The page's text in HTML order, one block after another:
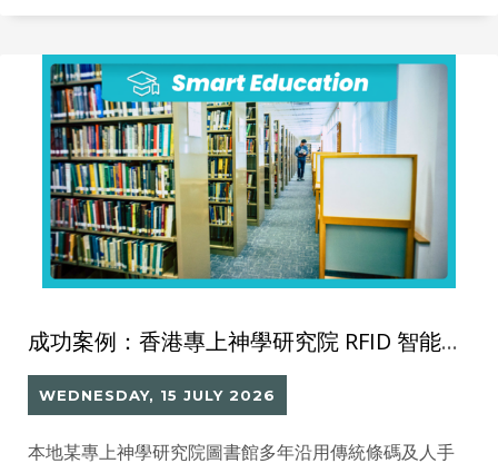
成功案例：香港專上神學研究院 RFID 智能圖書館系統
WEDNESDAY, 15 JULY 2026
本地某專上神學研究院圖書館多年沿用傳統條碼及人手